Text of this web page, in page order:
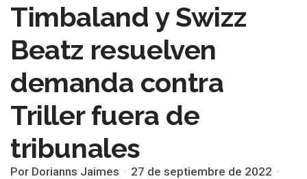
Timbaland y Swizz
Beatz resuelven
demanda contra
Triller fuera de
tribunales
Por Dorianns Jaimes 27 de septiembre de 2022